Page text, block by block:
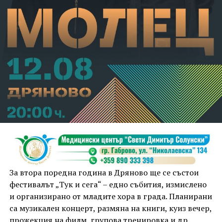
За втора поредна година в Дряново ще се състои
фестивалът „Тук и сега“ – едно събития, измислено
и организирано от младите хора в града. Планирани
са музикален концерт, размяна на книги, куиз вечер,